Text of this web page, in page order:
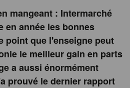
mangeant : Intermarché
en année les bonnes
point que l'enseigne peut
le meilleur gain en parts
a aussi énormément
prouvé le dernier rapport